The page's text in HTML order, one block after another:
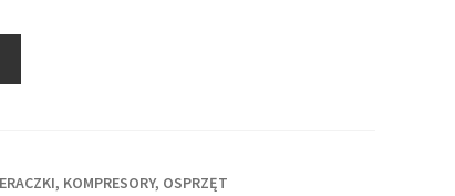
KOMPRESORY, OSPRZĘT